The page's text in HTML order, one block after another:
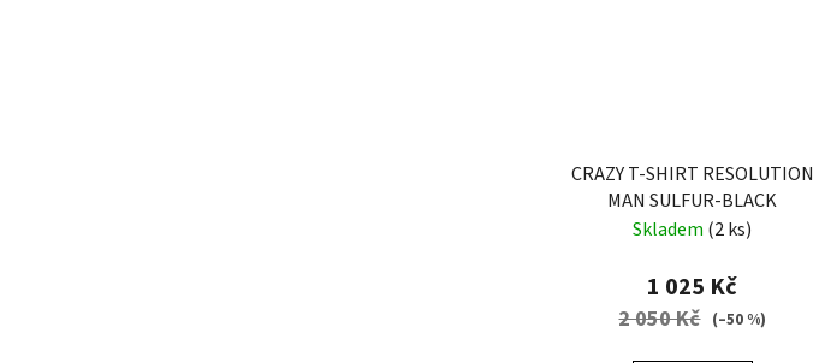
CRAZY T-SHIRT RESOLUTION
MAN SULFUR-BLACK
Skladem (2 ks)
1 025 Kč
2 050 Kč (–50 %)